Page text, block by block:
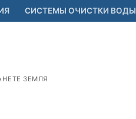
СИСТЕМЫ ОЧИСТКИ ВОДЫ
ЗЕМЛЯ